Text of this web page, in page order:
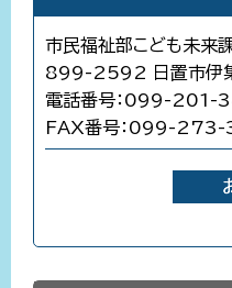
市民福祉部こども未来
899-2592 日置市伊
電話番号：099-201-
FAX番号：099-